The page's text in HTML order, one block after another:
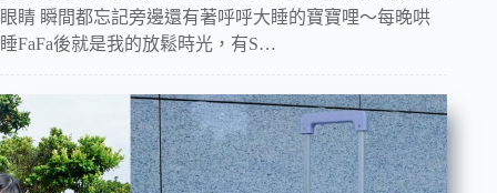
眼睛 瞬間都忘記旁邊還有著呼呼大睡的寶寶哩～每晚哄
睡FaFa後就是我的放鬆時光，有S…